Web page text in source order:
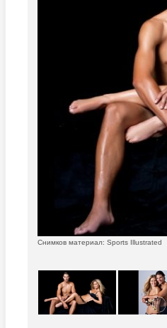
Снимков материал: Sports Illustrated